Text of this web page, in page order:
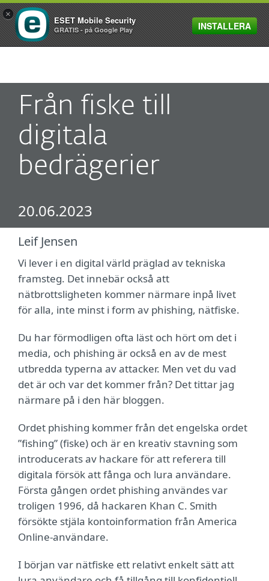
MENU
Från fiske till
digitala
bedrägerier
20.06.2023
Leif Jensen
Vi lever i en digital värld präglad av tekniska
framsteg. Det innebär också att
nätbrottsligheten kommer närmare inpå livet
för alla, inte minst i form av phishing, nätfiske.
Du har förmodligen ofta läst och hört om det i
media, och phishing är också en av de mest
utbredda typerna av attacker. Men vet du vad
det är och var det kommer från? Det tittar jag
närmare på i den här bloggen.
Ordet phishing kommer från det engelska ordet
”fishing” (fiske) och är en kreativ stavning som
introducerats av hackare för att referera till
digitala försök att fånga och lura användare.
Första gången ordet phishing användes var
troligen 1996, då hackaren Khan C. Smith
försökte stjäla kontoinformation från America
Online-användare.
I början var nätfiske ett relativt enkelt sätt att
×
ESET Mobile Security
GRATIS - på Google Play INSTALLERA